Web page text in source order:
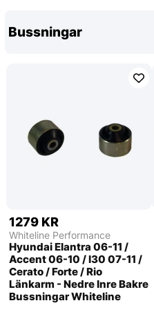
Bussningar
1279 KR
Whiteline Performance
Hyundai Elantra 06-11 /
Accent 06-10 / I30 07-11 /
Cerato / Forte / Rio
Länkarm - Nedre Inre Bakre
Bussningar Whiteline